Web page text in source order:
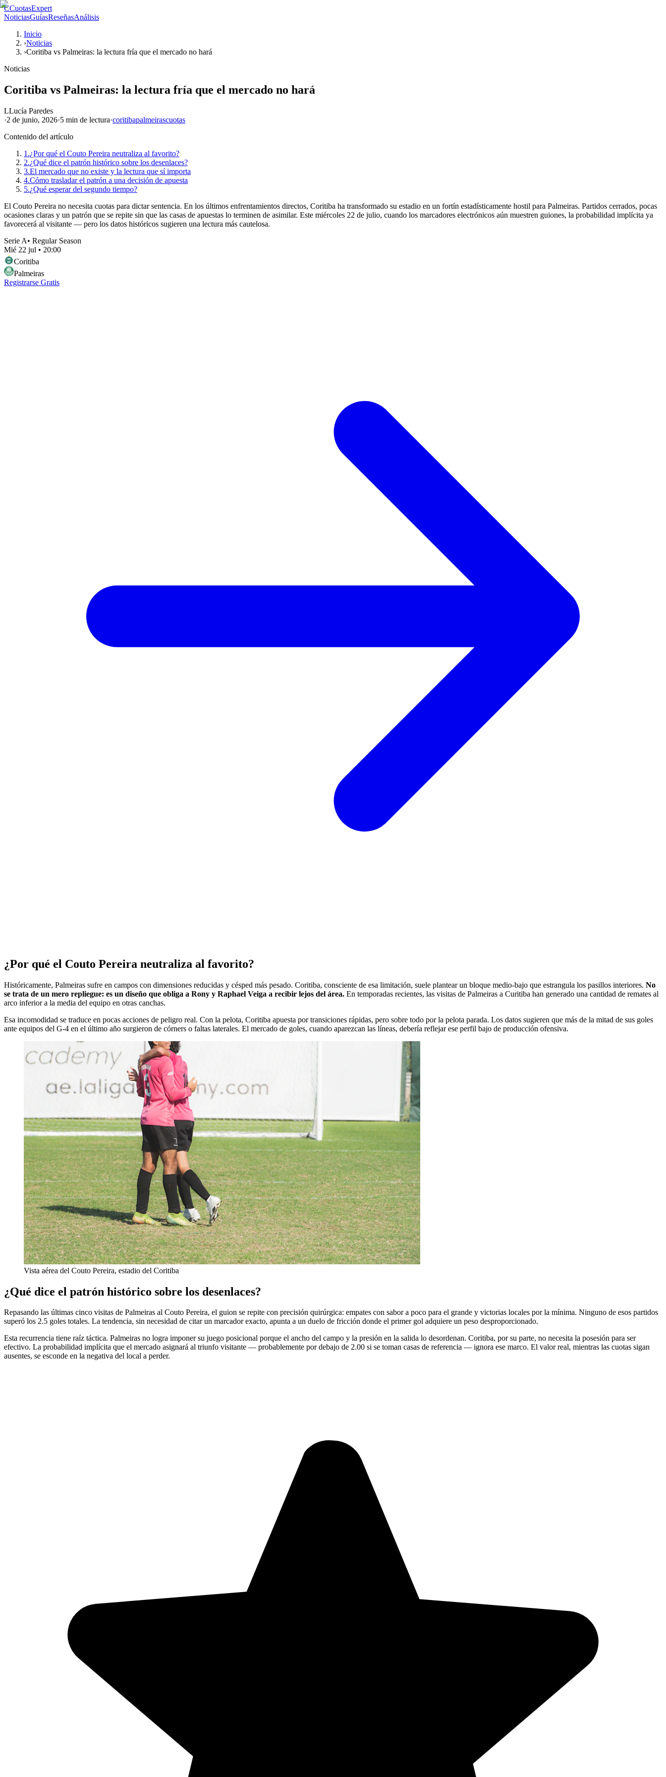
CCuotasExpert
NoticiasGuíasReseñasAnálisis
Inicio
›Noticias
›Coritiba vs Palmeiras: la lectura fría que el mercado no hará
Noticias
Coritiba vs Palmeiras: la lectura fría que el mercado no hará
LLucía Paredes
·2 de junio, 2026·5 min de lectura·coritibapalmeirascuotas
Contenido del artículo
1.¿Por qué el Couto Pereira neutraliza al favorito?
2.¿Qué dice el patrón histórico sobre los desenlaces?
3.El mercado que no existe y la lectura que sí importa
4.Cómo trasladar el patrón a una decisión de apuesta
5.¿Qué esperar del segundo tiempo?
El Couto Pereira no necesita cuotas para dictar sentencia. En los últimos enfrentamientos directos, Coritiba ha transformado su estadio en un fortín estadísticamente hostil para Palmeiras. Partidos cerrados, pocas
ocasiones claras y un patrón que se repite sin que las casas de apuestas lo terminen de asimilar. Este miércoles 22 de julio, cuando los marcadores electrónicos aún muestren guiones, la probabilidad implícita ya
favorecerá al visitante — pero los datos históricos sugieren una lectura más cautelosa.
Serie A• Regular Season
Mié 22 jul • 20:00
Coritiba
Palmeiras
Registrarse Gratis
¿Por qué el Couto Pereira neutraliza al favorito?
Históricamente, Palmeiras sufre en campos con dimensiones reducidas y césped más pesado. Coritiba, consciente de esa limitación, suele plantear un bloque medio-bajo que estrangula los pasillos interiores. No
se trata de un mero repliegue: es un diseño que obliga a Rony y Raphael Veiga a recibir lejos del área. En temporadas recientes, las visitas de Palmeiras a Curitiba han generado una cantidad de remates al
arco inferior a la media del equipo en otras canchas.
Esa incomodidad se traduce en pocas acciones de peligro real. Con la pelota, Coritiba apuesta por transiciones rápidas, pero sobre todo por la pelota parada. Los datos sugieren que más de la mitad de sus goles
ante equipos del G-4 en el último año surgieron de córners o faltas laterales. El mercado de goles, cuando aparezcan las líneas, debería reflejar ese perfil bajo de producción ofensiva.
Vista aérea del Couto Pereira, estadio del Coritiba
¿Qué dice el patrón histórico sobre los desenlaces?
Repasando las últimas cinco visitas de Palmeiras al Couto Pereira, el guion se repite con precisión quirúrgica: empates con sabor a poco para el grande y victorias locales por la mínima. Ninguno de esos partidos
superó los 2.5 goles totales. La tendencia, sin necesidad de citar un marcador exacto, apunta a un duelo de fricción donde el primer gol adquiere un peso desproporcionado.
Esta recurrencia tiene raíz táctica. Palmeiras no logra imponer su juego posicional porque el ancho del campo y la presión en la salida lo desordenan. Coritiba, por su parte, no necesita la posesión para ser
efectivo. La probabilidad implícita que el mercado asignará al triunfo visitante — probablemente por debajo de 2.00 si se toman casas de referencia — ignora ese marco. El valor real, mientras las cuotas sigan
ausentes, se esconde en la negativa del local a perder.